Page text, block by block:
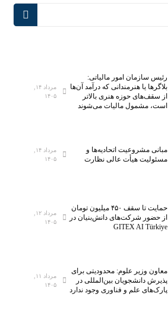
رئیس سازمان امور مالیاتی:
بلاگر‌ها یا هنرمندانی که درآمد آن‌ها
از سقف‌های حوزه هنری بالاتر
است، مشمول مالیات می‌شوند
۱۴۰۵
مبانی مشروعیت اتحادیه‌ها و
مسئولیت هیأت عالی نظارت
۱۴۰۵
حمایت تا سقف ۴۵۰ میلیون تومان
از حضور شرکت‌های دانش‌بنیان در
GITEX AI Türkiye
۱۴۰۵
معاون وزیر علوم: محدودیتی برای
پذیرش دانشجویان بین‌المللی در
پارک‌های علم و فناوری وجود ندارد
۱۴۰۵